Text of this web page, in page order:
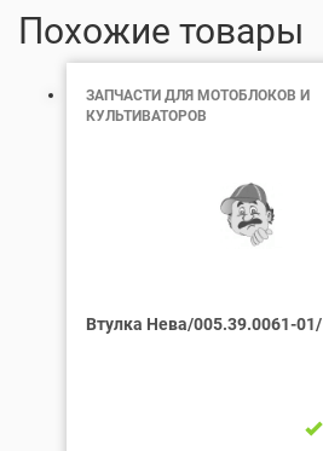
Похожие товары
ЗАПЧАСТИ ДЛЯ МОТОБЛОКОВ И
КУЛЬТИВАТОРОВ
Втулка Нева/005.39.0061-01/